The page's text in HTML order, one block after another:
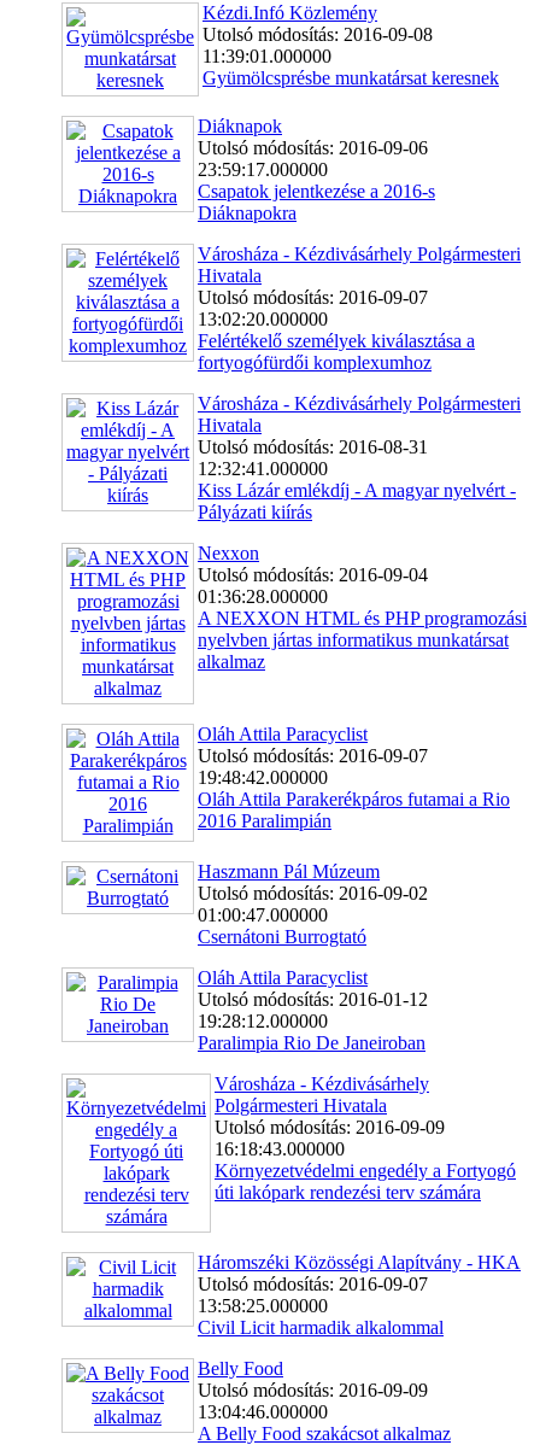
Kézdi.Infó Közlemény
Utolsó módosítás: 2016-09-08
11:39:01.000000
Gyümölcsprésbe munkatársat keresnek
Diáknapok
Utolsó módosítás: 2016-09-06
23:59:17.000000
Csapatok jelentkezése a 2016-s
Diáknapokra
Városháza - Kézdivásárhely Polgármesteri
Hivatala
Utolsó módosítás: 2016-09-07
13:02:20.000000
Felértékelő személyek kiválasztása a
fortyogófürdői komplexumhoz
Városháza - Kézdivásárhely Polgármesteri
Hivatala
Utolsó módosítás: 2016-08-31
12:32:41.000000
Kiss Lázár emlékdíj - A magyar nyelvért -
Pályázati kiírás
Nexxon
Utolsó módosítás: 2016-09-04
01:36:28.000000
A NEXXON HTML és PHP programozási
nyelvben jártas informatikus munkatársat
alkalmaz
Oláh Attila Paracyclist
Utolsó módosítás: 2016-09-07
19:48:42.000000
Oláh Attila Parakerékpáros futamai a Rio
2016 Paralimpián
Haszmann Pál Múzeum
Utolsó módosítás: 2016-09-02
01:00:47.000000
Csernátoni Burrogtató
Oláh Attila Paracyclist
Utolsó módosítás: 2016-01-12
19:28:12.000000
Paralimpia Rio De Janeiroban
Városháza - Kézdivásárhely
Polgármesteri Hivatala
Utolsó módosítás: 2016-09-09
16:18:43.000000
Környezetvédelmi engedély a Fortyogó
úti lakópark rendezési terv számára
Háromszéki Közösségi Alapítvány - HKA
Utolsó módosítás: 2016-09-07
13:58:25.000000
Civil Licit harmadik alkalommal
Belly Food
Utolsó módosítás: 2016-09-09
13:04:46.000000
A Belly Food szakácsot alkalmaz